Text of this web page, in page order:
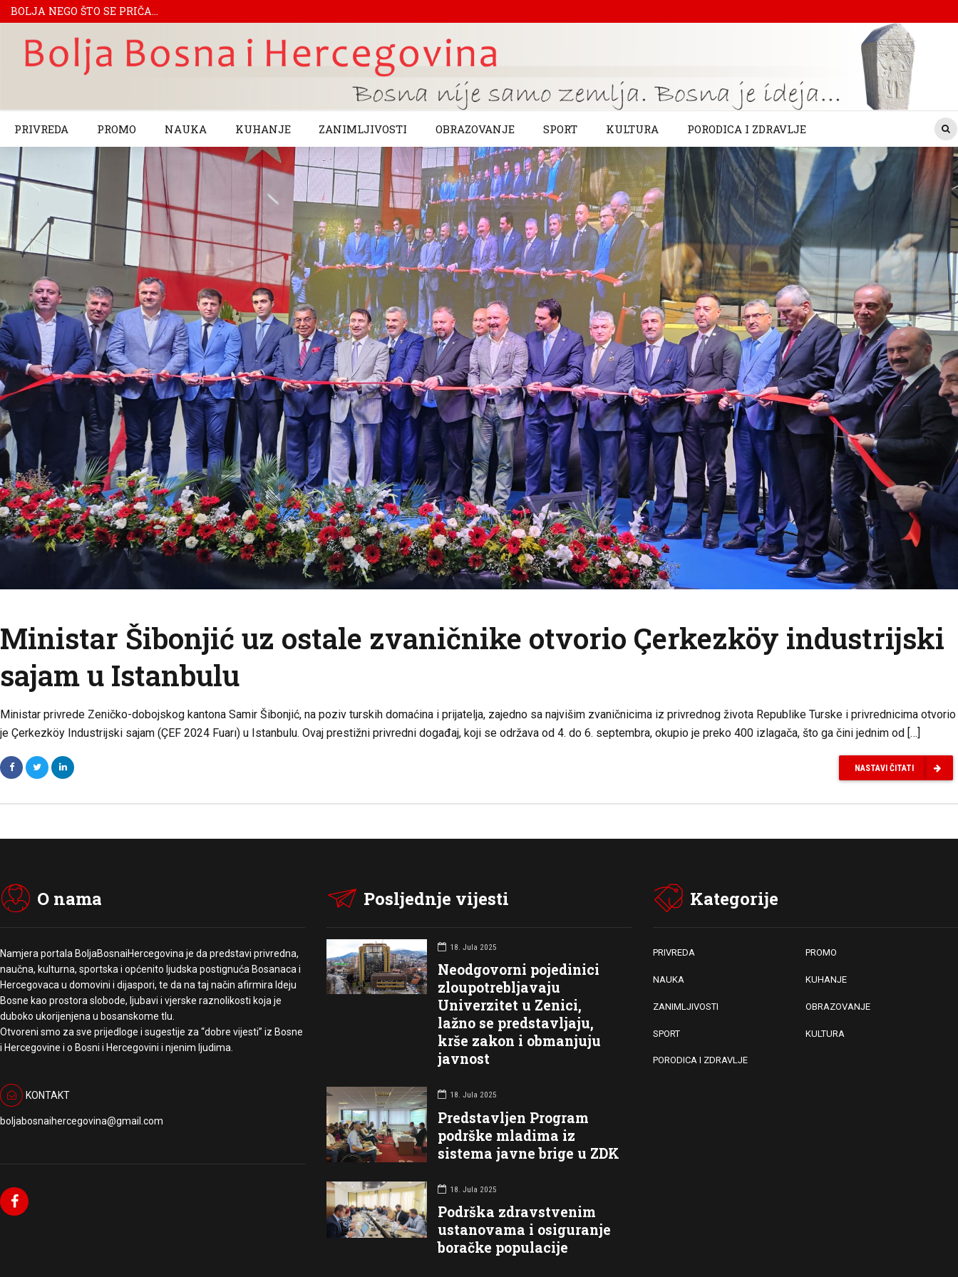
BOLJA NEGO ŠTO SE PRIČA...
PRIVREDA PROMO NAUKA KUHANJE ZANIMLJIVOSTI OBRAZOVANJE SPORT KULTURA PORODICA I ZDRAVLJE
Ministar Šibonjić uz ostale zvaničnike otvorio Çerkezköy industrijski
sajam u Istanbulu
Ministar privrede Zeničko-dobojskog kantona Samir Šibonjić, na poziv turskih domaćina i prijatelja, zajedno sa najvišim zvaničnicima iz privrednog života Republike Turske i privrednicima otvorio
je Çerkezköy Industrijski sajam (ÇEF 2024 Fuarı) u Istanbulu. Ovaj prestižni privredni događaj, koji se održava od 4. do 6. septembra, okupio je preko 400 izlagača, što ga čini jednim od […]
NASTAVI ČITATI
O nama
Namjera portala BoljaBosnaiHercegovina je da predstavi privredna,
naučna, kulturna, sportska i općenito ljudska postignuća Bosanaca i
Hercegovaca u domovini i dijaspori, te da na taj način afirmira Ideju
Bosne kao prostora slobode, ljubavi i vjerske raznolikosti koja je
duboko ukorijenjena u bosanskome tlu.
Otvoreni smo za sve prijedloge i sugestije za “dobre vijesti” iz Bosne
i Hercegovine i o Bosni i Hercegovini i njenim ljudima.
KONTAKT
boljabosnaihercegovina@gmail.com
Posljednje vijesti
18. Jula 2025
Neodgovorni pojedinici
zloupotrebljavaju
Univerzitet u Zenici,
lažno se predstavljaju,
krše zakon i obmanjuju
javnost
18. Jula 2025
Predstavljen Program
podrške mladima iz
sistema javne brige u ZDK
18. Jula 2025
Podrška zdravstvenim
ustanovama i osiguranje
boračke populacije
Kategorije
PRIVREDA PROMO
NAUKA KUHANJE
ZANIMLJIVOSTI OBRAZOVANJE
SPORT KULTURA
PORODICA I ZDRAVLJE